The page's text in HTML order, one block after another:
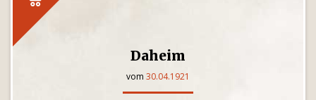
Daheim
vom 30.04.1921